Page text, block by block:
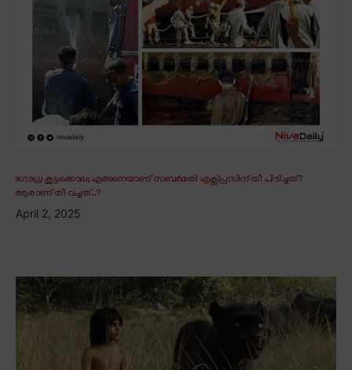
ഗോധ്ര കൂട്ടക്കൊല; എങ്ങനെയാണ് സബർമതി എക്സ്പ്രസിന് തീ പിടിച്ചത്?
ആരാണ് തീ വച്ചത്..?
April 2, 2025